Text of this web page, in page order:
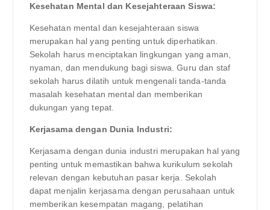
Kesehatan Mental dan Kesejahteraan Siswa:
Kesehatan mental dan kesejahteraan siswa
merupakan hal yang penting untuk diperhatikan.
Sekolah harus menciptakan lingkungan yang aman,
nyaman, dan mendukung bagi siswa. Guru dan staf
sekolah harus dilatih untuk mengenali tanda-tanda
masalah kesehatan mental dan memberikan
dukungan yang tepat.
Kerjasama dengan Dunia Industri:
Kerjasama dengan dunia industri merupakan hal yang
penting untuk memastikan bahwa kurikulum sekolah
relevan dengan kebutuhan pasar kerja. Sekolah
dapat menjalin kerjasama dengan perusahaan untuk
memberikan kesempatan magang, pelatihan